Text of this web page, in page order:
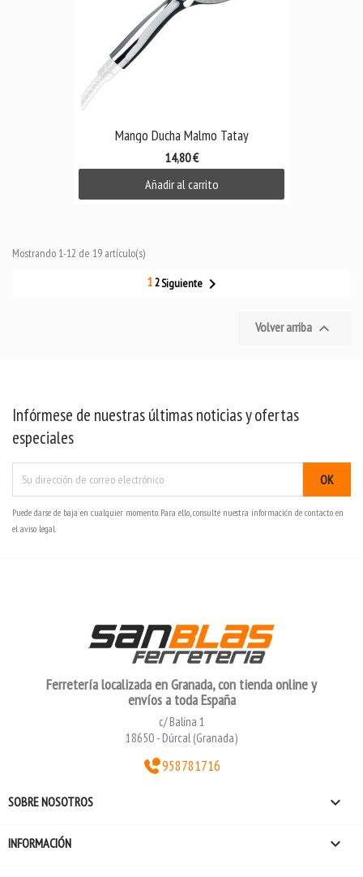
Mango Ducha Malmo Tatay
14,80 €
Añadir al carrito
Mostrando 1-12 de 19 artículo(s)
12Siguiente 
Volver arriba 
Infórmese de nuestras últimas noticias y ofertas
especiales
Puede darse de baja en cualquier momento. Para ello, consulte nuestra información de contacto en
el aviso legal.
Ferretería localizada en Granada, con tienda online y
envíos a toda España
c/ Balina 1
18650 - Dúrcal (Granada)
958781716
SOBRE NOSOTROS 
INFORMACIÓN 